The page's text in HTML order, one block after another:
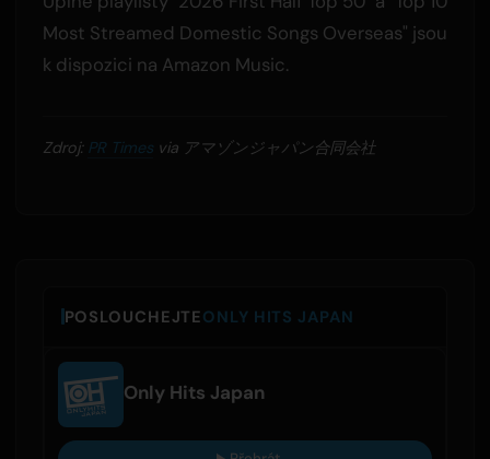
Most Streamed Domestic Songs Overseas" jsou
k dispozici na Amazon Music.
Zdroj: PR Timesvia アマゾンジャパン合同会社
POSLOUCHEJTEONLY HITS JAPAN
Only Hits Japan